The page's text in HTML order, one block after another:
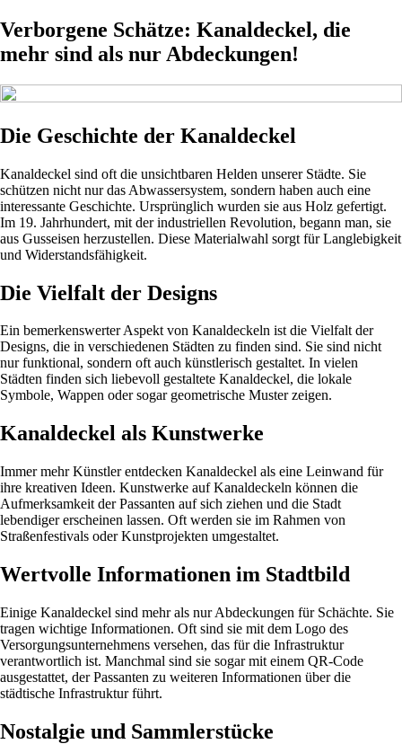
Verborgene Schätze: Kanaldeckel, die
mehr sind als nur Abdeckungen!
Die Geschichte der Kanaldeckel
Kanaldeckel sind oft die unsichtbaren Helden unserer Städte. Sie
schützen nicht nur das Abwassersystem, sondern haben auch eine
interessante Geschichte. Ursprünglich wurden sie aus Holz gefertigt.
Im 19. Jahrhundert, mit der industriellen Revolution, begann man, sie
aus Gusseisen herzustellen. Diese Materialwahl sorgt für Langlebigkeit
und Widerstandsfähigkeit.
Die Vielfalt der Designs
Ein bemerkenswerter Aspekt von Kanaldeckeln ist die Vielfalt der
Designs, die in verschiedenen Städten zu finden sind. Sie sind nicht
nur funktional, sondern oft auch künstlerisch gestaltet. In vielen
Städten finden sich liebevoll gestaltete Kanaldeckel, die lokale
Symbole, Wappen oder sogar geometrische Muster zeigen.
Kanaldeckel als Kunstwerke
Immer mehr Künstler entdecken Kanaldeckel als eine Leinwand für
ihre kreativen Ideen. Kunstwerke auf Kanaldeckeln können die
Aufmerksamkeit der Passanten auf sich ziehen und die Stadt
lebendiger erscheinen lassen. Oft werden sie im Rahmen von
Straßenfestivals oder Kunstprojekten umgestaltet.
Wertvolle Informationen im Stadtbild
Einige Kanaldeckel sind mehr als nur Abdeckungen für Schächte. Sie
tragen wichtige Informationen. Oft sind sie mit dem Logo des
Versorgungsunternehmens versehen, das für die Infrastruktur
verantwortlich ist. Manchmal sind sie sogar mit einem QR-Code
ausgestattet, der Passanten zu weiteren Informationen über die
städtische Infrastruktur führt.
Nostalgie und Sammlerstücke